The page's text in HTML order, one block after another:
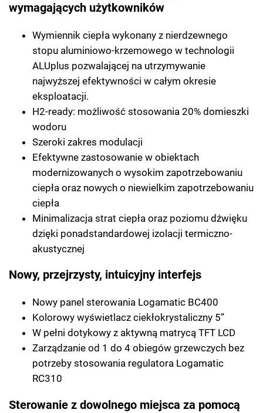
wymagających użytkowników
Wymiennik ciepła wykonany z nierdzewnego
stopu aluminiowo-krzemowego w technologii
ALUplus pozwalającej na utrzymywanie
najwyższej efektywności w całym okresie
eksploatacji.
H2-ready: możliwość stosowania 20% domieszki
wodoru
Szeroki zakres modulacji
Efektywne zastosowanie w obiektach
modernizowanych o wysokim zapotrzebowaniu
ciepła oraz nowych o niewielkim zapotrzebowaniu
ciepła
Minimalizacja strat ciepła oraz poziomu dźwięku
dzięki ponadstandardowej izolacji termiczno-
akustycznej
Nowy, przejrzysty, intuicyjny interfejs
Nowy panel sterowania Logamatic BC400
Kolorowy wyświetlacz ciekłokrystaliczny 5”
W pełni dotykowy z aktywną matrycą TFT LCD
Zarządzanie od 1 do 4 obiegów grzewczych bez
potrzeby stosowania regulatora Logamatic
RC310
Sterowanie z dowolnego miejsca za pomocą